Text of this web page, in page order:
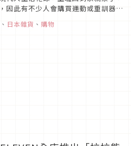
因此有不少人會購買運動或重訓器材
要來介紹一款類似啞鈴的拉拉熊運動
、 日本雜貨 、 購物